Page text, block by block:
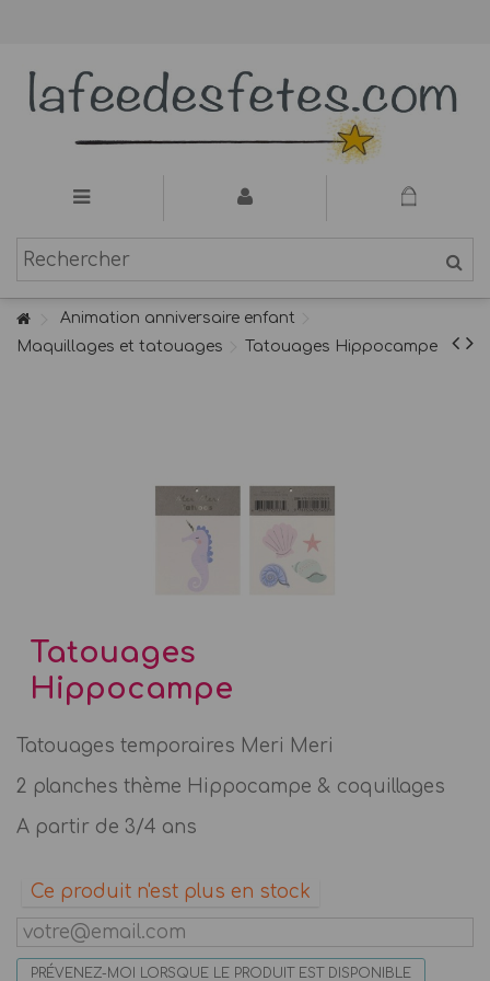
Animation anniversaire enfant
Maquillages et tatouages
Tatouages Hippocampe
Tatouages
Hippocampe
Tatouages temporaires Meri Meri
2 planches thème Hippocampe & coquillages
A partir de 3/4 ans
Ce produit n'est plus en stock
PRÉVENEZ-MOI LORSQUE LE PRODUIT EST DISPONIBLE